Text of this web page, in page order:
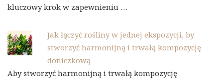
kluczowy krok w zapewnieniu …
Jak łączyć rośliny w jednej ekspozycji, by
stworzyć harmonijną i trwałą kompozycję
doniczkową
Aby stworzyć harmonijną i trwałą kompozycję